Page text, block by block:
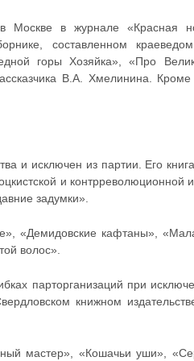
Москве в журнале «Красная
составленном
горы Хозяйка», «Про
В.А. Хмелинина.
и исключен из партии. Его
и контрреволюционной
задумки».
«Демидовские кафтаны»,
волос».
парторганизаций при
книжном
мастер», «Кошачьи уши»,